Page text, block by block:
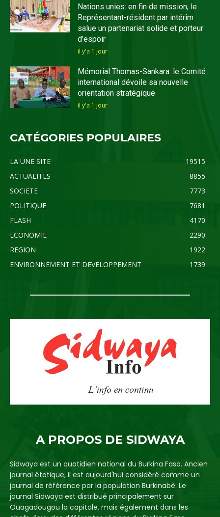
Nations unies: en fin de mission, le
Représentant-résident par intérim
salue un partenariat solide et porteur
d’espoir
il y'a 1 jour
Mémorial Thomas-Sankara: le Comité
international dévoile sa nouvelle
orientation stratégique
il y'a 1 jour
CATÉGORIES POPULAIRES
LA UNE SITE
19515
ACTUALITES
8855
SOCIETE
7773
POLITIQUE
7681
FLASH
4170
ECONOMIE
2290
REGION
1922
ENVIRONNEMENT ET DEVELOPPEMENT
1739
A PROPOS DE SIDWAYA
Sidwaya est un quotidien national du Burkina Faso. Ancien
journal étatique, il est aujourd'hui considéré comme un
journal de référence par la population Burkinabè. Le
journal Sidwaya est distribué principalement sur
Ouagadougou la capitale, mais également dans les